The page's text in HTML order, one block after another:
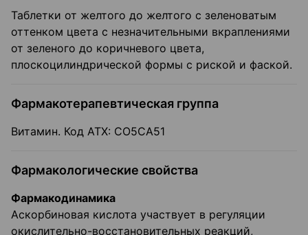
Таблетки от желтого до желтого с зеленоватым
оттенком цвета с незначительными вкраплениями
от зеленого до коричневого цвета,
плоскоцилиндрической формы с риской и фаской.
Фармакотерапевтическая группа
Витамин. Код АТХ: СО5СА51
Фармакологические свойства
Фармакодинамика
Аскорбиновая кислота участвует в регуляции
окислительно-восстановительных реакций,